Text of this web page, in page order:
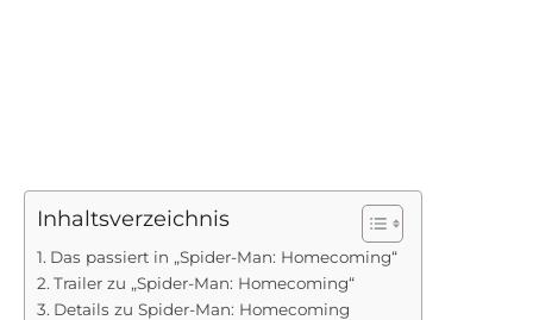
Inhaltsverzeichnis
Das passiert in „Spider-Man: Homecoming“
Trailer zu „Spider-Man: Homecoming“
Details zu Spider-Man: Homecoming